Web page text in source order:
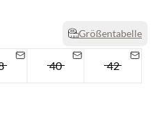
Größentabelle
40 42